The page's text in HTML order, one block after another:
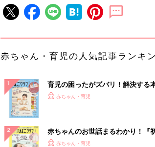
赤ちゃん・育児の人気記事ランキ
育児の困ったがズバリ！解決する
『ひよこクラブ 秋号』 4カ月～2才
赤ちゃん・育児
赤ちゃんのお世話まるわかり！『
てのひよこクラブ 夏号』〈巻頭大特
赤ちゃん・育児